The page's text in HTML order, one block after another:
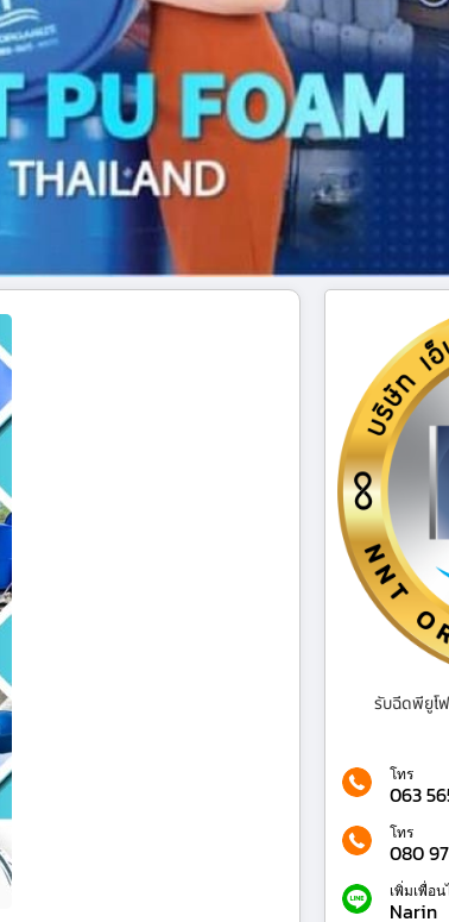
รับฉีดพียูโ
โทร
063
โทร
080
เพิ่มเพื่อ
Narin